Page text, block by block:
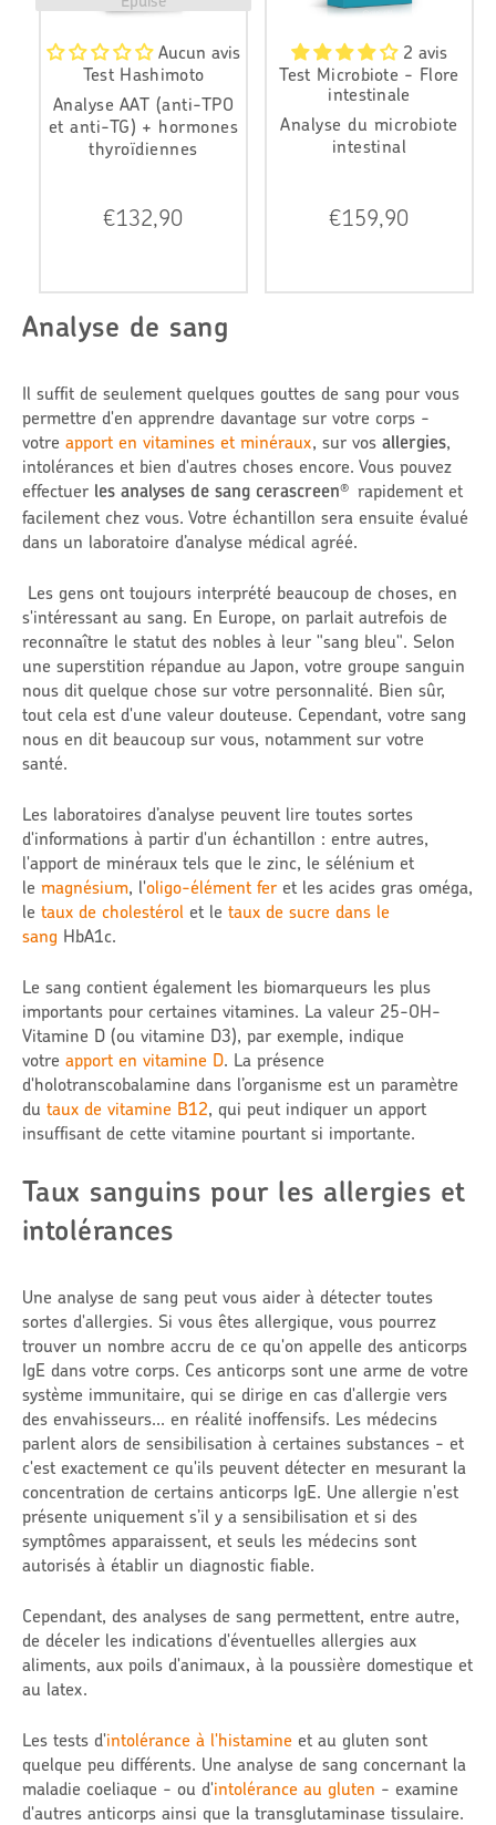
Aucun avis
Test Hashimoto
Analyse AAT (anti-TPO
et anti-TG) + hormones
thyroïdiennes
P
r
é
g
i
e
r
€132,90
2 avis
Test Microbiote - Flore
intestinale
Analyse du microbiote
intestinal
P
r
i
e
r
€159,90
Analyse de sang
Il suffit de seulement quelques gouttes de sang pour vous
permettre d'en apprendre davantage sur votre corps -
votre apport en vitamines et minéraux, sur vos allergies,
intolérances et bien d'autres choses encore. Vous pouvez
effectuer les analyses de sang cerascreen®
rapidement et
facilement chez vous. Votre échantillon sera ensuite évalué
dans un laboratoire d’analyse médical agréé.
Les gens ont toujours interprété beaucoup de choses, en
s'intéressant au sang. En Europe, on parlait autrefois de
reconnaître le statut des nobles à leur "sang bleu". Selon
une superstition répandue au Japon, votre groupe sanguin
nous dit quelque chose sur votre personnalité. Bien sûr,
tout cela est d'une valeur douteuse. Cependant, votre sang
nous en dit beaucoup sur vous, notamment sur votre
santé.
Les laboratoires d’analyse peuvent lire toutes sortes
d'informations à partir d'un échantillon : entre autres,
l'apport de minéraux tels que le zinc, le sélénium et
le magnésium, l'oligo-élément fer et les acides gras oméga,
le taux de cholestérol et le taux de sucre dans le
sang HbA1c.
Le sang contient également les biomarqueurs les plus
importants pour certaines vitamines. La valeur 25-OH-
Vitamine D (ou vitamine D3), par exemple, indique
votre apport en vitamine D. La présence
d'holotranscobalamine dans l’organisme est un paramètre
du taux de vitamine B12, qui peut indiquer un apport
insuffisant de cette vitamine pourtant si importante.
Taux sanguins pour les allergies et
intolérances
Une analyse de sang peut vous aider à détecter toutes
sortes d'allergies. Si vous êtes allergique, vous pourrez
trouver un nombre accru de ce qu'on appelle des anticorps
IgE dans votre corps. Ces anticorps sont une arme de votre
système immunitaire, qui se dirige en cas d'allergie vers
des envahisseurs... en réalité inoffensifs. Les médecins
parlent alors de sensibilisation à certaines substances - et
c'est exactement ce qu'ils peuvent détecter en mesurant la
concentration de certains anticorps IgE. Une allergie n'est
présente uniquement s’il y a sensibilisation et si des
symptômes apparaissent, et seuls les médecins sont
autorisés à établir un diagnostic fiable.
Cependant, des analyses de sang permettent, entre autre,
de déceler les indications d'éventuelles allergies aux
aliments, aux poils d'animaux, à la poussière domestique et
au latex.
Les tests d'intolérance à l'histamine et au gluten sont
quelque peu différents. Une analyse de sang concernant la
maladie coeliaque - ou d'intolérance au gluten - examine
d'autres anticorps ainsi que la transglutaminase tissulaire.